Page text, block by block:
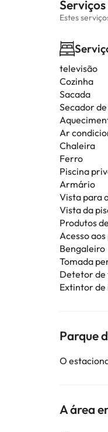
Estes
televisão
Cozinha
Sacada
Secador
Ar
Chaleira
Ferro
Piscina
Armário
Vista para
Vista da
Produtos
Acesso
Bengaleiro
Tomada
Detetor de
Extintor de
Parque
O
A área